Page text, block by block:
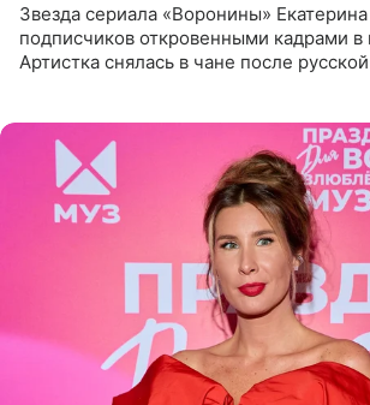
Звезда сериала «Воронины»
подписчиков откровенными кадрами в
Артистка снялась в чане после